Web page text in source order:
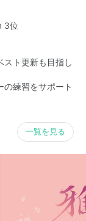
3位
スト更新も目指し
練習をサポート
一覧を見る